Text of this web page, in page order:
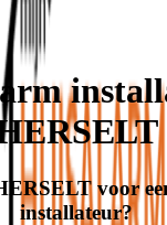
voor
installateur?